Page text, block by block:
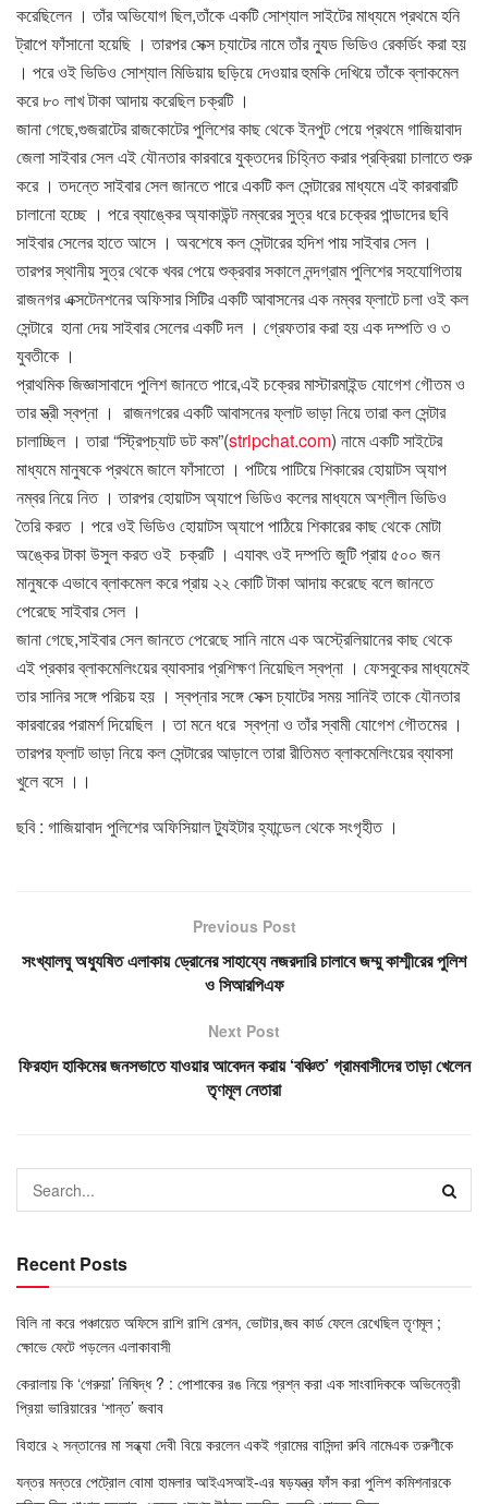
করেছিলেন । তাঁর অভিযোগ ছিল,তাঁকে একটি সোশ্যাল সাইটের মাধ্যমে প্রথমে হনি
ট্রাপে ফাঁসানো হয়েছি । তারপর সেক্স চ্যাটের নামে তাঁর ন্যুড ভিডিও রেকর্ডিং করা হয়
। পরে ওই ভিডিও সোশ্যাল মিডিয়ায় ছড়িয়ে দেওয়ার হুমকি দেখিয়ে তাঁকে ব্লাকমেল
করে ৮০ লাখ টাকা আদায় করেছিল চক্রটি ।
জানা গেছে,গুজরাটের রাজকোটের পুলিশের কাছ থেকে ইনপুট পেয়ে প্রথমে গাজিয়াবাদ
জেলা সাইবার সেল এই যৌনতার কারবারে যুক্তদের চিহ্নিত করার প্রক্রিয়া চালাতে শুরু
করে । তদন্তে সাইবার সেল জানতে পারে একটি কল সেন্টারের মাধ্যমে এই কারবারটি
চালানো হচ্ছে । পরে ব্যাঙ্কের অ্যাকাউন্ট নম্বরের সুত্র ধরে চক্রের পান্ডাদের ছবি
সাইবার সেলের হাতে আসে । অবশেষে কল সেন্টারের হদিশ পায় সাইবার সেল ।
তারপর স্থানীয় সুত্র থেকে খবর পেয়ে শুক্রবার সকালে নন্দগ্রাম পুলিশের সহযোগিতায়
রাজনগর এক্সটেনশনের অফিসার সিটির একটি আবাসনের এক নম্বর ফ্লাটে চলা ওই কল
সেন্টারে হানা দেয় সাইবার সেলের একটি দল । গ্রেফতার করা হয় এক দম্পতি ও ৩
যুবতীকে ।
প্রাথমিক জিজ্ঞাসাবাদে পুলিশ জানতে পারে,এই চক্রের মাস্টারমাইন্ড যোগেশ গৌতম ও
তার স্ত্রী স্বপ্না । রাজনগরের একটি আবাসনের ফ্লাট ভাড়া নিয়ে তারা কল সেন্টার
চালাচ্ছিল । তারা “স্ট্রিপচ্যাট ডট কম”(stripchat.com) নামে একটি সাইটের
মাধ্যমে মানুষকে প্রথমে জালে ফাঁসাতো । পটিয়ে পাটিয়ে শিকারের হোয়াটস অ্যাপ
নম্বর নিয়ে নিত । তারপর হোয়াটস অ্যাপে ভিডিও কলের মাধ্যমে অশ্লীল ভিডিও
তৈরি করত । পরে ওই ভিডিও হোয়াটস অ্যাপে পাঠিয়ে শিকারের কাছ থেকে মোটা
অঙ্কের টাকা উসুল করত ওই চক্রটি । এযাবৎ ওই দম্পতি জুটি প্রায় ৫০০ জন
মানুষকে এভাবে ব্লাকমেল করে প্রায় ২২ কোটি টাকা আদায় করেছে বলে জানতে
পেরেছে সাইবার সেল ।
জানা গেছে,সাইবার সেল জানতে পেরেছে সানি নামে এক অস্ট্রেলিয়ানের কাছ থেকে
এই প্রকার ব্লাকমেলিংয়ের ব্যাবসার প্রশিক্ষণ নিয়েছিল স্বপ্না । ফেসবুকের মাধ্যমেই
তার সানির সঙ্গে পরিচয় হয় । স্বপ্নার সঙ্গে সেক্স চ্যাটের সময় সানিই তাকে যৌনতার
কারবারের পরামর্শ দিয়েছিল । তা মনে ধরে স্বপ্না ও তাঁর স্বামী যোগেশ গৌতমের ।
তারপর ফ্লাট ভাড়া নিয়ে কল সেন্টারের আড়ালে তারা রীতিমত ব্লাকমেলিংয়ের ব্যাবসা
খুলে বসে ।।
ছবি : গাজিয়াবাদ পুলিশের অফিসিয়াল ট্যুইটার হ্যান্ডেল থেকে সংগৃহীত ।
Previous Post
সংখ্যালঘু অধ্যুষিত এলাকায় ড্রোনের সাহায্যে নজরদারি চালাবে জম্মু কাশ্মীরের পুলিশ
ও সিআরপিএফ
Next Post
ফিরহাদ হাকিমের জনসভাতে যাওয়ার আবেদন করায় ‘বঞ্চিত’ গ্রামবাসীদের তাড়া খেলেন
তৃণমূল নেতারা
Recent Posts
বিলি না করে পঞ্চায়েত অফিসে রাশি রাশি রেশন, ভোটার,জব কার্ড ফেলে রেখেছিল তৃণমূল ;
ক্ষোভে ফেটে পড়লেন এলাকাবাসী
কেরালায় কি ‘গেরুয়া’ নিষিদ্ধ ? : পোশাকের রঙ নিয়ে প্রশ্ন করা এক সাংবাদিককে অভিনেত্রী
প্রিয়া ভারিয়ারের ‘শান্ত’ জবাব
বিহারে ২ সন্তানের মা সন্ধ্যা দেবী বিয়ে করলেন একই গ্রামের বাসিন্দা রুবি নামেএক তরুণীকে
যন্তর মন্তরে পেট্রোল বোমা হামলার আইএসআই-এর ষড়যন্ত্র ফাঁস করা পুলিশ কমিশনারকে